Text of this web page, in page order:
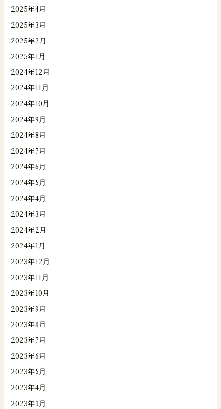
2025年4月
2025年3月
2025年2月
2025年1月
2024年12月
2024年11月
2024年10月
2024年9月
2024年8月
2024年7月
2024年6月
2024年5月
2024年4月
2024年3月
2024年2月
2024年1月
2023年12月
2023年11月
2023年10月
2023年9月
2023年8月
2023年7月
2023年6月
2023年5月
2023年4月
2023年3月